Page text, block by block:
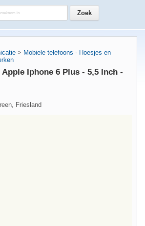
> Mobiele telefoons - Hoesjes en
Iphone 6 Plus - 5,5 Inch -
Friesland